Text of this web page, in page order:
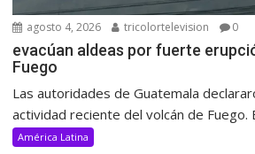
agosto 4, 2026 tricolortelevision 0
evacúan aldeas por fuerte
Fuego
Las autoridades de Guatemala
actividad reciente del volcán de Fuego.
América Latina